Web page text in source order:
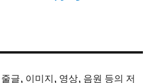
글, 이미지, 영상, 음원 등의 저